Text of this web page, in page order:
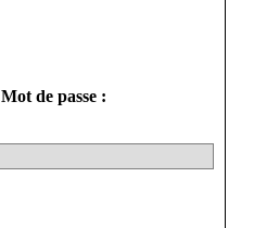
Mot de passe :